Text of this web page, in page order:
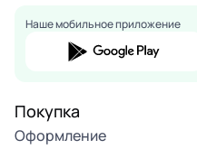
Наше мобильное приложение
Покупка
Оформление